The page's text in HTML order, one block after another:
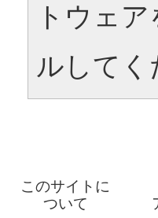
トウェ
ルしてく
このサイトに
ついて